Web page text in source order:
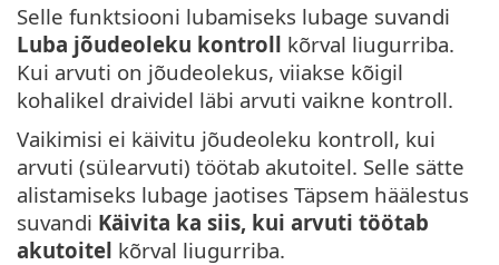
Selle funktsiooni lubamiseks lubage suvandi
Luba jõudeoleku kontroll kõrval liugurriba.
Kui arvuti on jõudeolekus, viiakse kõigil
kohalikel draividel läbi arvuti vaikne kontroll.
Vaikimisi ei käivitu jõudeoleku kontroll, kui
arvuti (sülearvuti) töötab akutoitel. Selle sätte
alistamiseks lubage jaotises Täpsem häälestus
suvandi Käivita ka siis, kui arvuti töötab
akutoitel kõrval liugurriba.